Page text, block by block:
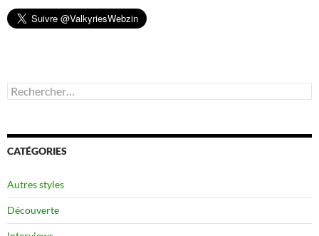
Rechercher :
CATÉGORIES
Autres styles
Découverte